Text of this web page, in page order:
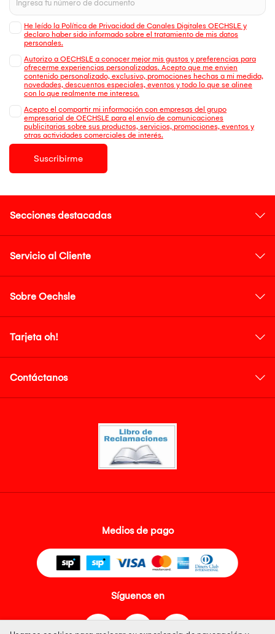
He leído la Política de Privacidad de Canales Digitales OECHSLE y
declaro haber sido informado sobre el tratamiento de mis datos
personales.
Autorizo a OECHSLE a conocer mejor mis gustos y preferencias para
ofrecerme experiencias personalizadas. Acepto que me envien
contenido personalizado, exclusivo, promociones hechas a mi medida,
novedades, descuentos especiales, eventos y todo lo que se alinee
con lo que realmente me interesa.
Acepto el compartir mi información con empresas del grupo
empresarial de OECHSLE para el envío de comunicaciones
publicitarias sobre sus productos, servicios, promociones, eventos y
otras actividades comerciales de interés.
Suscribirme
Secciones destacadas
Servicio al Cliente
Sobre Oechsle
Tarjeta oh!
Contáctanos
Medios de pago
Síguenos en